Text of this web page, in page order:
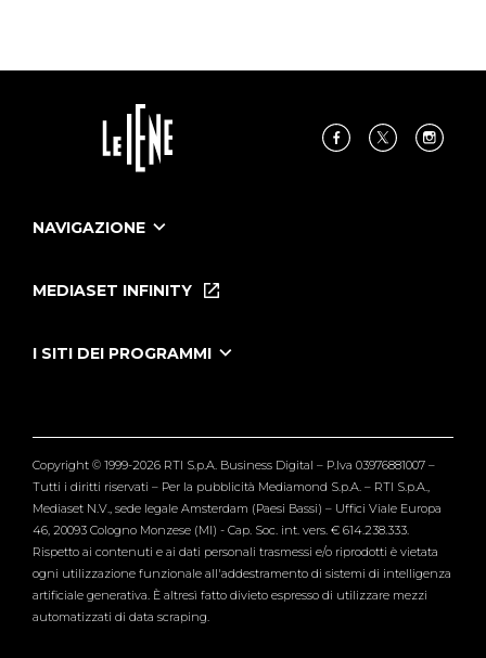
NAVIGAZIONE
Le Iene Presentano Inside
Tutti i servizi
MEDIASET INFINITY
I SITI DEI PROGRAMMI
Verissimo
Copyright © 1999-2026 RTI S.p.A. Business Digital – P.Iva 03976881007 –
Tutti i diritti riservati – Per la pubblicità Mediamond S.p.A. – RTI S.p.A.,
Mediaset N.V., sede legale Amsterdam (Paesi Bassi) – Uffici Viale Europa
46, 20093 Cologno Monzese (MI) - Cap. Soc. int. vers. € 614.238.333.
Rispetto ai contenuti e ai dati personali trasmessi e/o riprodotti è vietata
ogni utilizzazione funzionale all'addestramento di sistemi di intelligenza
artificiale generativa. È altresì fatto divieto espresso di utilizzare mezzi
automatizzati di data scraping.